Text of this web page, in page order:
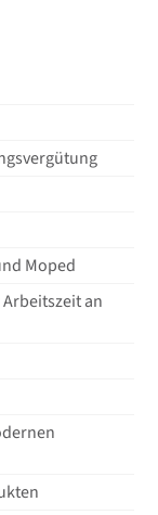
Moped
an